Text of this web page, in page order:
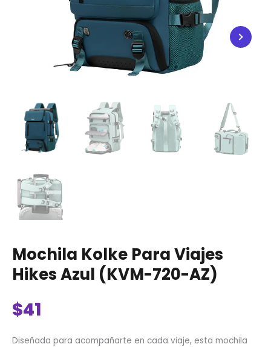
Mochila Kolke Para Viajes
Hikes Azul (KVM-720-AZ)
$41
Diseñada para acompañarte en cada viaje, esta mochila